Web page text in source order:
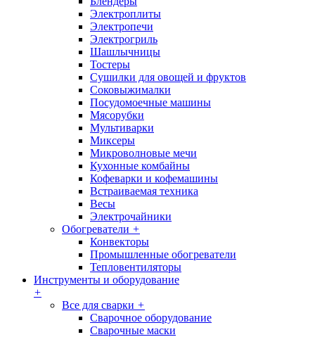
Электроплиты
Электропечи
Электрогриль
Шашлычницы
Тостеры
Сушилки для овощей и фруктов
Соковыжималки
Посудомоечные машины
Мясорубки
Мультиварки
Миксеры
Микроволновые мечи
Кухонные комбайны
Кофеварки и кофемашины
Встраиваемая техника
Весы
Электрочайники
Обогреватели +
Конвекторы
Промышленные обогреватели
Тепловентиляторы
Инструменты и оборудование
+
Все для сварки +
Сварочное оборудование
Сварочные маски